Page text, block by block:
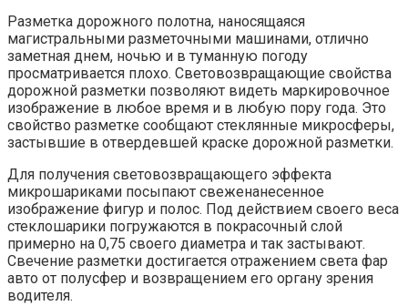
Разметка дорожного полотна, наносящаяся
магистральными разметочными машинами, отлично
заметная днем, ночью и в туманную погоду
просматривается плохо. Световозвращающие свойства
дорожной разметки позволяют видеть маркировочное
изображение в любое время и в любую пору года. Это
свойство разметке сообщают стеклянные микросферы,
застывшие в отвердевшей краске дорожной разметки.
Для получения световозвращающего эффекта
микрошариками посыпают свеженанесенное
изображение фигур и полос. Под действием своего веса
стеклошарики погружаются в покрасочный слой
примерно на 0,75 своего диаметра и так застывают.
Свечение разметки достигается отражением света фар
авто от полусфер и возвращением его органу зрения
водителя.